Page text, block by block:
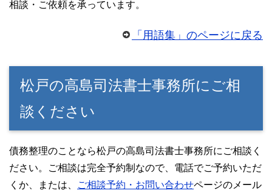
相談・ご依頼を承っています。
「用語集」のページに戻る
松戸の高島司法書士事務所にご相
談ください
債務整理のことなら松戸の高島司法書士事務所にご相談く
ださい。ご相談は完全予約制なので、電話でご予約いただ
くか、または、
ご相談予約・お問い合わせページのメール